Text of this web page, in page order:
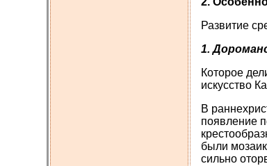
Развитие
1.
Которое
искусство
В
появление
были
сильно